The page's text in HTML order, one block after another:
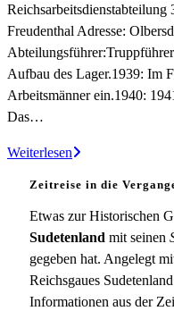
am:
Freudenthal Adresse:
Aufbau des Lager.1939: Im
Arbeitsmänner ein.1940:
Das…
WeiterlesenRAD-
Olbersdorf
Zeitreise in die
Etwas zur Historischen
Sudetenland mit seinen
gegeben hat. Angelegt
Reichsgaues
Informationen aus der